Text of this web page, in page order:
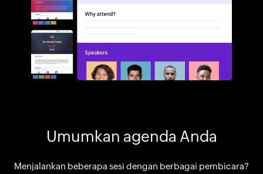
Umumkan agenda Anda
Menjalankan beberapa sesi dengan berbagai pembicara?